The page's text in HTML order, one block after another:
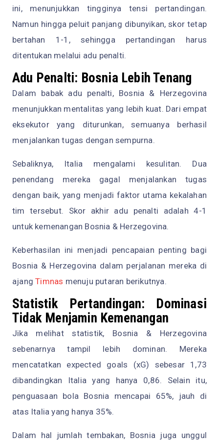
ini, menunjukkan tingginya tensi pertandingan.
Namun hingga peluit panjang dibunyikan, skor tetap
bertahan 1-1, sehingga pertandingan harus
ditentukan melalui adu penalti.
Adu Penalti: Bosnia Lebih Tenang
Dalam babak adu penalti, Bosnia & Herzegovina
menunjukkan mentalitas yang lebih kuat. Dari empat
eksekutor yang diturunkan, semuanya berhasil
menjalankan tugas dengan sempurna.
Sebaliknya, Italia mengalami kesulitan. Dua
penendang mereka gagal menjalankan tugas
dengan baik, yang menjadi faktor utama kekalahan
tim tersebut. Skor akhir adu penalti adalah 4-1
untuk kemenangan Bosnia & Herzegovina.
Keberhasilan ini menjadi pencapaian penting bagi
Bosnia & Herzegovina dalam perjalanan mereka di
ajangTimnas menuju putaran berikutnya.
Statistik Pertandingan: Dominasi
Tidak Menjamin Kemenangan
Jika melihat statistik, Bosnia & Herzegovina
sebenarnya tampil lebih dominan. Mereka
mencatatkan expected goals (xG) sebesar 1,73
dibandingkan Italia yang hanya 0,86. Selain itu,
penguasaan bola Bosnia mencapai 65%, jauh di
atas Italia yang hanya 35%.
Dalam hal jumlah tembakan, Bosnia juga unggul